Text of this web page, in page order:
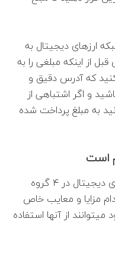
ارزهای دیجیتال به
از اینکه مبلغی را به
که آدرس دقیق و
و اگر اشتباهی از
به مبلغ پرداخت شده
است
کیف پولهای بیت کوین و سایر ارزهای دیجیتال در ۴ گروه
مزایا و معایب خاص
میتوانند از آنها استفاده